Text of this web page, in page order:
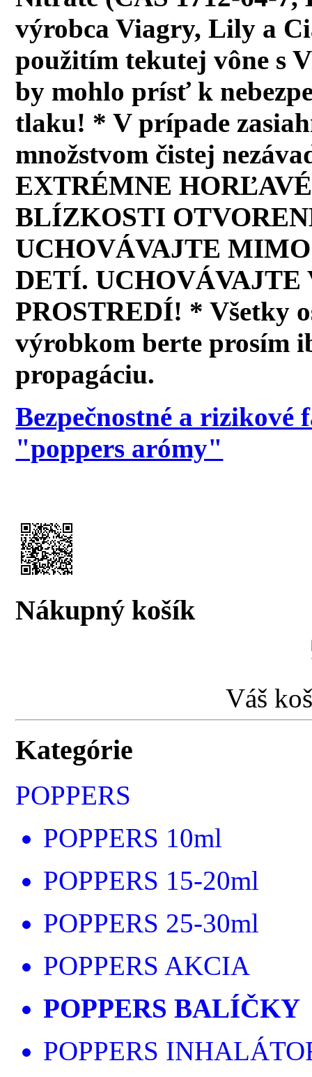
výrobca Viagry, Lily a
použitím tekutej vône s
by mohlo prísť k
tlaku! * V prípade
množstvom čistej
EXTRÉMNE
BLÍZKOSTI
UCHOVÁVAJTE
DETÍ.
PROSTREDÍ! * Všetky
výrobkom berte prosím
propagáciu.
Bezpečnostné a
"poppers arómy"
Nákupný košík
Váš
Kategórie
POPPERS
POPPERS 10ml
POPPERS 15-20ml
POPPERS 25-30ml
POPPERS AKCIA
POPPERS BALÍČKY
POPPERS